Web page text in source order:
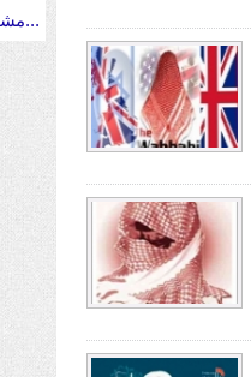
مشاهده بیشتر...